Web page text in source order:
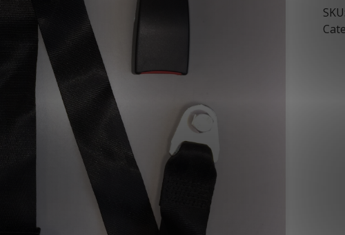
SKU: